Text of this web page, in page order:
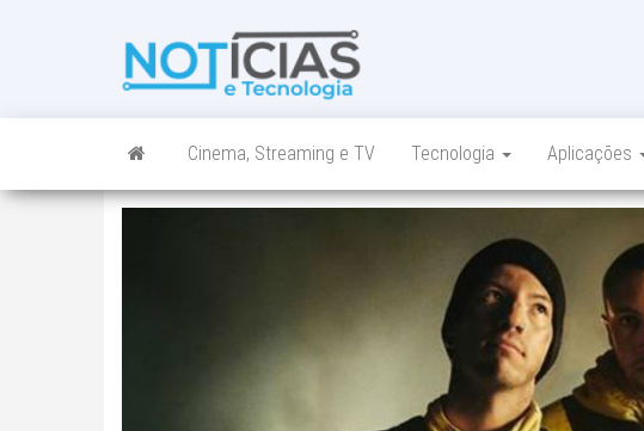
num só lugar
Cinema, Streaming e TV Tecnologia Aplicações